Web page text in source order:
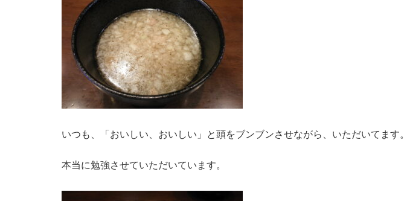
いつも、「おいしい、おいしい」と頭をブンブンさせながら、いただいてます。
本当に勉強させていただいています。